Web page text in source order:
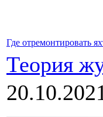
Где отремонтировать
Теория